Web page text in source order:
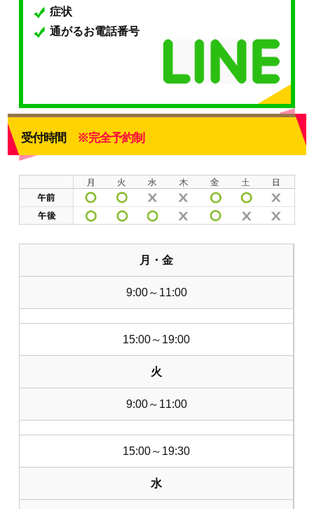
症状
通がるお電話番号
受付時間 ※完全予約制
月・金
9:00～11:00
15:00～19:00
火
9:00～11:00
15:00～19:30
水